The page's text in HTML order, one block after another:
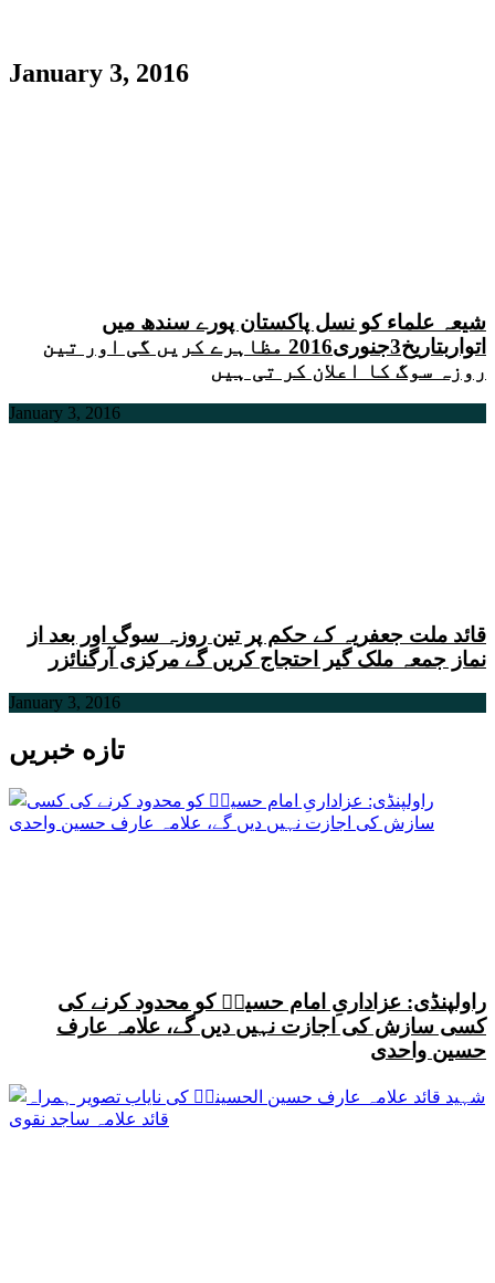
January 3, 2016
شیعہ علماء کو نسل پاکستان پورے سندھ میں
اتواربتاریخ3جنوری2016 مظاہرے کریں گی اور تین
روزہ سوگ کا اعلان کر تی ہیں
January 3, 2016
قائد ملت جعفریہ کے حکم پر تین روزہ سوگ اور بعد از
نماز جمعہ ملک گیر احتجاج کریں گے مرکزی آرگنائزر
January 3, 2016
تازه خبریں
راولپنڈی: عزاداریِ امام حسینؑ کو محدود کرنے کی
کسی سازش کی اجازت نہیں دیں گے، علامہ عارف
حسین واحدی